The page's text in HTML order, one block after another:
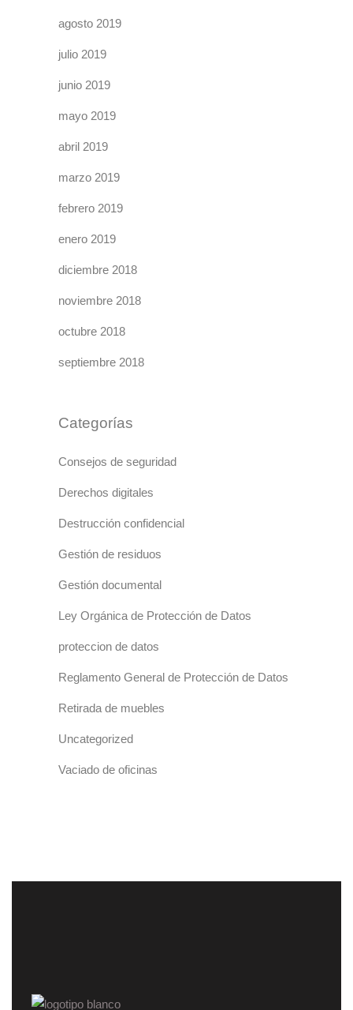
agosto 2019
julio 2019
junio 2019
mayo 2019
abril 2019
marzo 2019
febrero 2019
enero 2019
diciembre 2018
noviembre 2018
octubre 2018
septiembre 2018
Categorías
Consejos de seguridad
Derechos digitales
Destrucción confidencial
Gestión de residuos
Gestión documental
Ley Orgánica de Protección de Datos
proteccion de datos
Reglamento General de Protección de Datos
Retirada de muebles
Uncategorized
Vaciado de oficinas